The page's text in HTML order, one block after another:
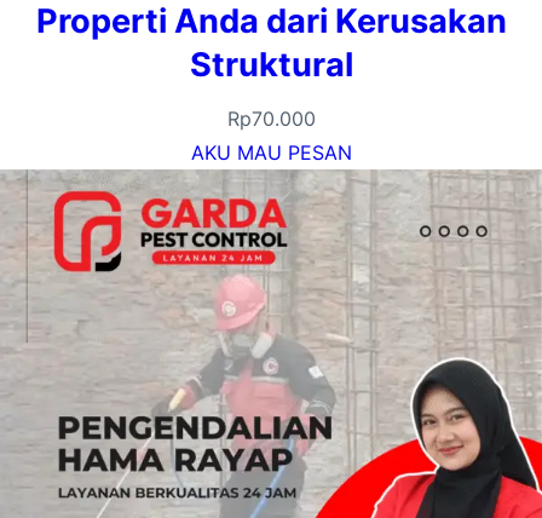
Properti Anda dari Kerusakan
Struktural
Rp70.000
AKU MAU PESAN